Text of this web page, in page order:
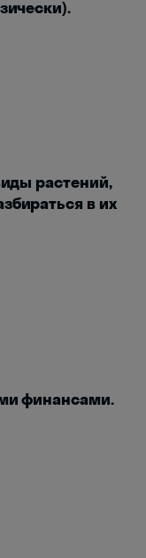
растений,
в их
финансами.